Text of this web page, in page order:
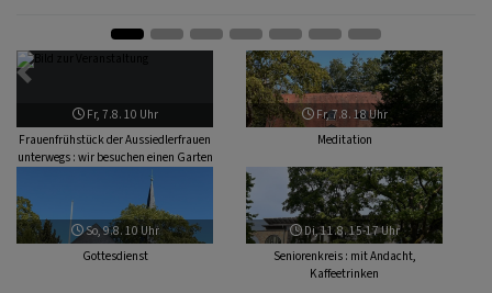
Fr, 7.8. 10 Uhr
Frauenfrühstück der Aussiedlerfrauen
unterwegs : wir besuchen einen Garten
Fr, 7.8. 18 Uhr
Meditation
So, 9.8. 10 Uhr
Gottesdienst
Di, 11.8. 15-17 Uhr
Seniorenkreis : mit Andacht,
Kaffeetrinken
Zurück